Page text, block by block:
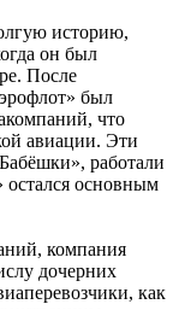
историю,
он был
После
был
что
авиации. Эти
работали
остался основным
компания
дочерних
как